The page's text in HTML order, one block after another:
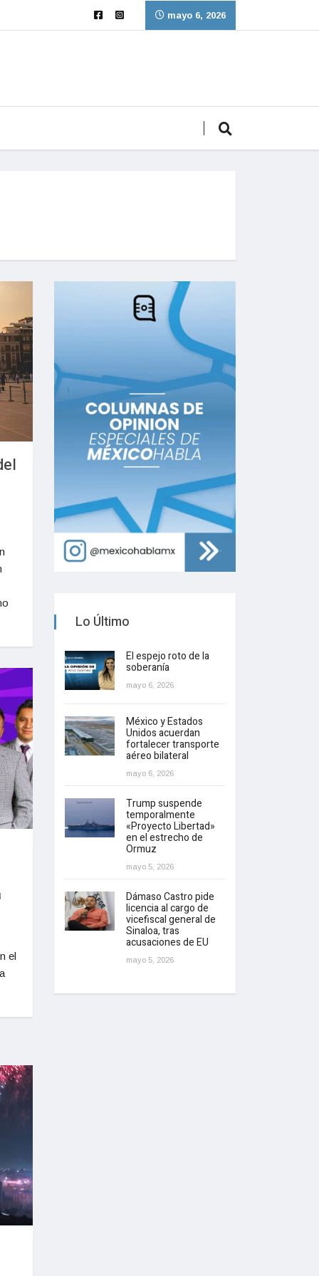
mayo 6, 2026
el
Lo Último
El espejo roto de la
soberanía
mayo 6, 2026
México y Estados
Unidos acuerdan
fortalecer transporte
aéreo bilateral
mayo 6, 2026
Trump suspende
temporalmente
«Proyecto Libertad»
en el estrecho de
Ormuz
mayo 5, 2026
Dámaso Castro pide
licencia al cargo de
vicefiscal general de
Sinaloa, tras
acusaciones de EU
mayo 5, 2026